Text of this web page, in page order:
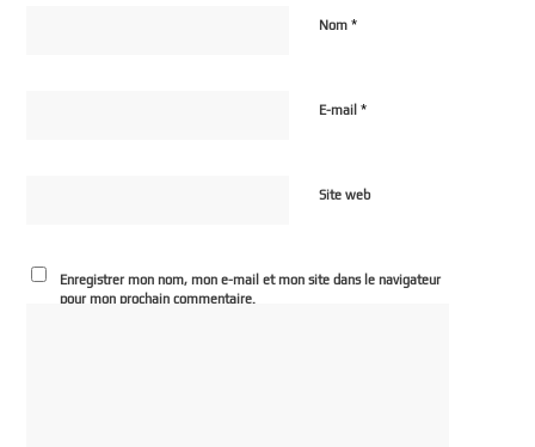
Nom*
E-mail*
Site web
Enregistrer mon nom, mon e-mail et mon site dans le navigateur
pour mon prochain commentaire.